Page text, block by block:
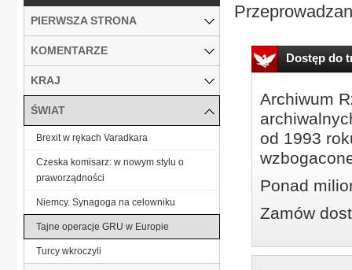
Dostęp do
Archiwum
od 1993
Ponad
Zamów
PIERWSZA STRONA
KOMENTARZE
KRAJ
ŚWIAT
Brexit w rękach Varadkara
Czeska komisarz: w nowym stylu o
praworządności
Niemcy. Synagoga na celowniku
Tajne operacje GRU w Europie
Turcy wkroczyli